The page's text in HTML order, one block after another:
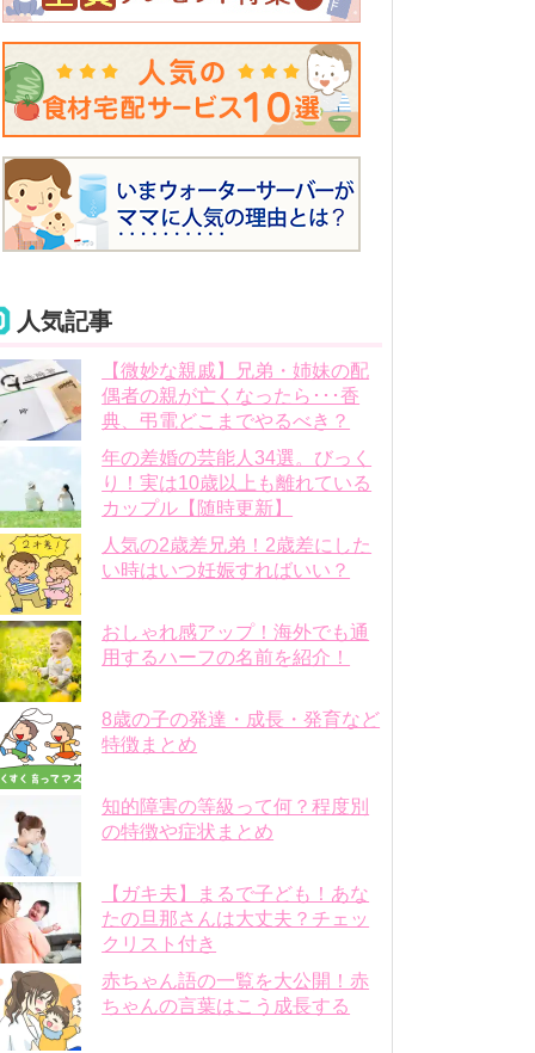
人気記事
【微妙な親戚】兄弟・姉妹の配
偶者の親が亡くなったら･･･香
典、弔電どこまでやるべき？
年の差婚の芸能人34選。びっく
り！実は10歳以上も離れている
カップル【随時更新】
人気の2歳差兄弟！2歳差にした
い時はいつ妊娠すればいい？
おしゃれ感アップ！海外でも通
用するハーフの名前を紹介！
8歳の子の発達・成長・発育など
特徴まとめ
知的障害の等級って何？程度別
の特徴や症状まとめ
【ガキ夫】まるで子ども！あな
たの旦那さんは大丈夫？チェッ
クリスト付き
赤ちゃん語の一覧を大公開！赤
ちゃんの言葉はこう成長する